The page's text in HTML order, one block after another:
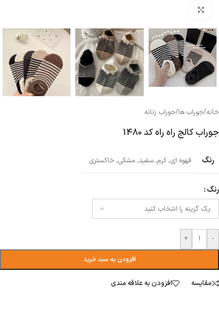
خانه/جوراب ها/جوراب زنانه
جوراب کالج راه راه کد 1480
رنگ قهوه ای,کرم,سفید, مشکی,خاکستری
رنگ
-
+
افزودن به سبد خرید
مقایسه افزودن به علاقه مندی